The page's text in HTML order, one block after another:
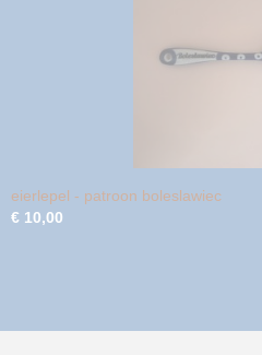
eierlepel - patroon boleslawiec
€ 10,00